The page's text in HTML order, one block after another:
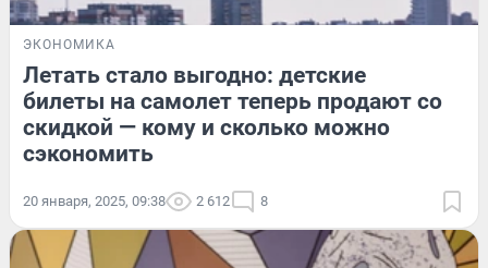
ЭКОНОМИКА
Летать стало выгодно: детские
билеты на самолет теперь продают со
скидкой — кому и сколько можно
сэкономить
20 января, 2025, 09:38 2 612 8